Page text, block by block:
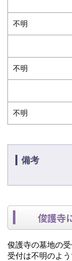
不明
不明
不明
備考
俊護寺
俊護寺の墓地の
受付は不明のよう